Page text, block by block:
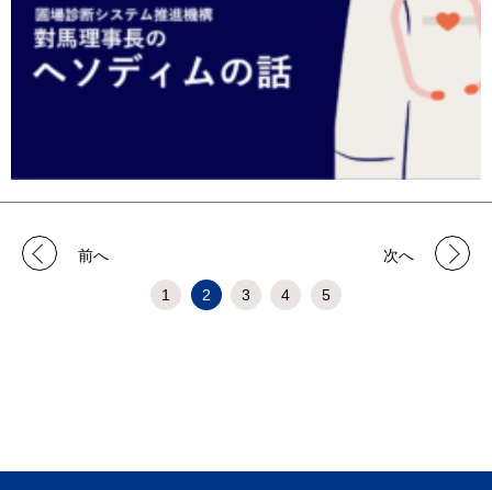
前へ
1 2 3 4 5
次へ